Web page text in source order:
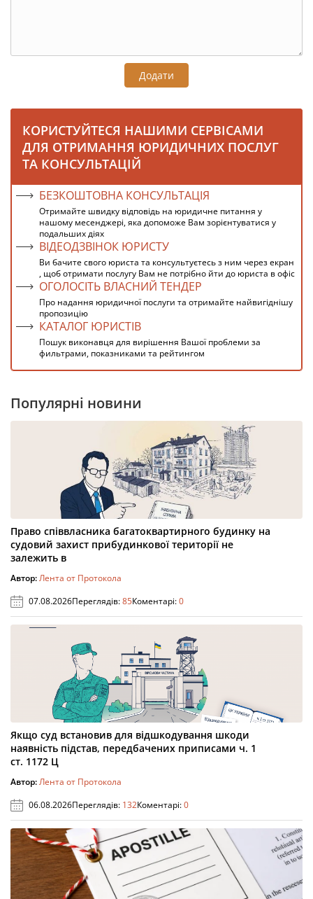
Додати
КОРИСТУЙТЕСЯ НАШИМИ СЕРВІСАМИ
ДЛЯ ОТРИМАННЯ ЮРИДИЧНИХ ПОСЛУГ
ТА КОНСУЛЬТАЦІЙ
БЕЗКОШТОВНА КОНСУЛЬТАЦІЯ
Отримайте швидку відповідь на юридичне питання у
нашому месенджері, яка допоможе Вам зорієнтуватися у
подальших діях
ВІДЕОДЗВІНОК ЮРИСТУ
Ви бачите свого юриста та консультуєтесь з ним через екран
, щоб отримати послугу Вам не потрібно йти до юриста в офіс
ОГОЛОСІТЬ ВЛАСНИЙ ТЕНДЕР
Про надання юридичної послуги та отримайте найвигіднішу
пропозицію
КАТАЛОГ ЮРИСТІВ
Пошук виконавця для вирішення Вашої проблеми за
фильтрами, показниками та рейтингом
Популярні новини
Право співвласника багатоквартирного будинку на
судовий захист прибудинкової території не
залежить в
Автор:Лента от Протокола
07.08.2026Переглядів:85Коментарі:0
Якщо суд встановив для відшкодування шкоди
наявність підстав, передбачених приписами ч. 1
ст. 1172 Ц
Автор:Лента от Протокола
06.08.2026Переглядів: 132Коментарі:0